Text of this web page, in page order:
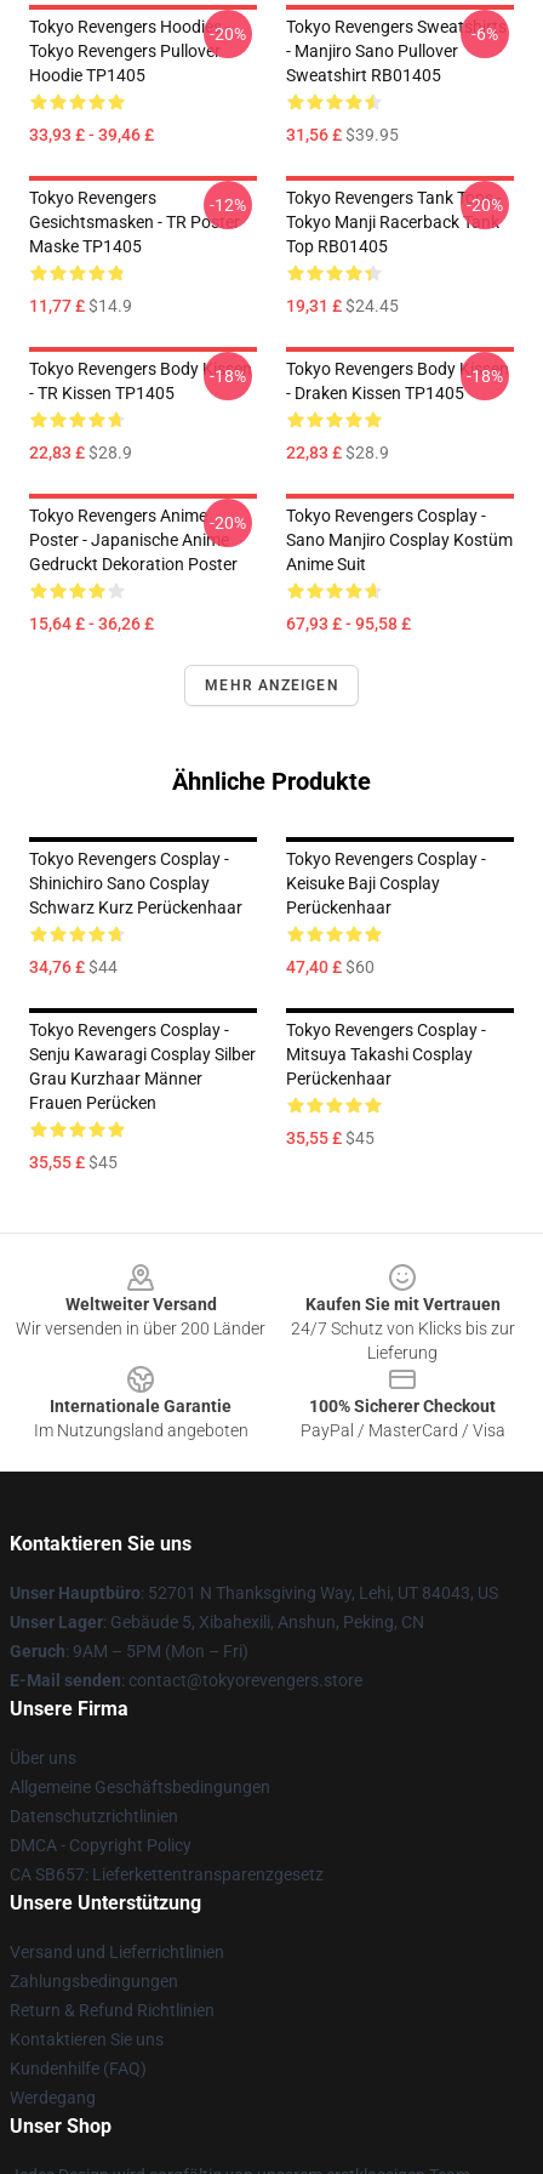
Tokyo Revengers Hoodies -
Tokyo Revengers Pullover
Hoodie TP1405
33,93 £ - 39,46 £
-20%
Tokyo Revengers Sweatshirts
- Manjiro Sano Pullover
Sweatshirt RB01405
31,56 £$39.95
-6%
Tokyo Revengers
Gesichtsmasken - TR Poster
Maske TP1405
11,77 £$14.9
-12%
Tokyo Revengers Tank Tops -
Tokyo Manji Racerback Tank
Top RB01405
19,31 £$24.45
-20%
Tokyo Revengers Body Kissen
- TR Kissen TP1405
22,83 £$28.9
-18%
Tokyo Revengers Body Kissen
- Draken Kissen TP1405
22,83 £$28.9
-18%
Tokyo Revengers Anime
Poster - Japanische Anime
Gedruckt Dekoration Poster
15,64 £ - 36,26 £
-20%
Tokyo Revengers Cosplay -
Sano Manjiro Cosplay Kostüm
Anime Suit
67,93 £ - 95,58 £
MEHR ANZEIGEN
Ähnliche Produkte
Tokyo Revengers Cosplay -
Shinichiro Sano Cosplay
Schwarz Kurz Perückenhaar
34,76 £$44
Tokyo Revengers Cosplay -
Keisuke Baji Cosplay
Perückenhaar
47,40 £$60
Tokyo Revengers Cosplay -
Senju Kawaragi Cosplay Silber
Grau Kurzhaar Männer
Frauen Perücken
35,55 £$45
Tokyo Revengers Cosplay -
Mitsuya Takashi Cosplay
Perückenhaar
35,55 £$45
Weltweiter Versand
Wir versenden in über 200 Länder
Kaufen Sie mit Vertrauen
24/7 Schutz von Klicks bis zur
Lieferung
Internationale Garantie
Im Nutzungsland angeboten
100% Sicherer Checkout
PayPal / MasterCard / Visa
Kontaktieren Sie uns
Unser Hauptbüro: 52701 N Thanksgiving Way, Lehi, UT 84043, US
Unser Lager: Gebäude 5, Xibahexili, Anshun, Peking, CN
Geruch: 9AM – 5PM (Mon – Fri)
E-Mail senden: contact@tokyorevengers.store
Unsere Firma
Über uns
Allgemeine Geschäftsbedingungen
Datenschutzrichtlinien
DMCA - Copyright Policy
CA SB657: Lieferkettentransparenzgesetz
Unsere Unterstützung
Versand und Lieferrichtlinien
Zahlungsbedingungen
Return & Refund Richtlinien
Kontaktieren Sie uns
Kundenhilfe (FAQ)
Werdegang
Unser Shop